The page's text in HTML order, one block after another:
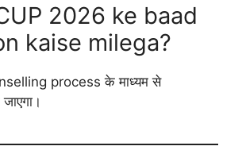
2026 ke baad
kaise milega?
process के माध्यम से